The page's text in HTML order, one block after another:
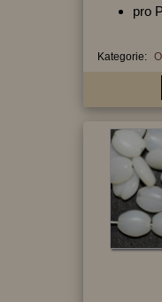
pro
Kategorie: